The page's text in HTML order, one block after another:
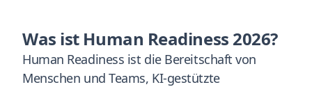
Was ist Human Readiness 2026?
Human Readiness ist die Bereitschaft von
Menschen und Teams, KI-gestützte